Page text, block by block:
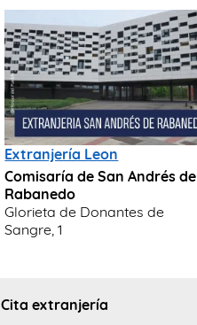
Extranjería Leon
Comisaría de San Andrés de
Rabanedo
Glorieta de Donantes de
Sangre, 1
Cita extranjería